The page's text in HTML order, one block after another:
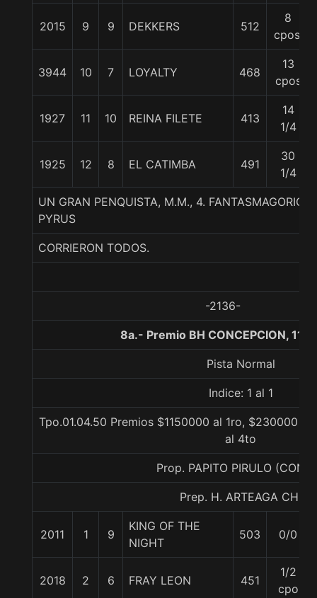
2015 9 9 DEKKERS 512
8
cpos.
3944 10 7 LOYALTY 468
13
cpos
1927 11 10 REINA FILETE 413
14
1/4
1925 12 8 EL CATIMBA 491
30
1/4
UN GRAN PENQUISTA, M.M., 4.
PYRUS
CORRIERON TODOS.
-2136-
8a.- Premio BH CONCEPCION,
Pista Normal
Indice: 1 al 1
Tpo.01.04.50 Premios $1150000 al 1ro, $230000
al 4to
Prop. PAPITO PIRULO
Prep. H. ARTEAGA CH.
2011 1 9
KING OF THE
NIGHT
503 0/0
2018 2 6 FRAY LEON 451
1/2
cpo